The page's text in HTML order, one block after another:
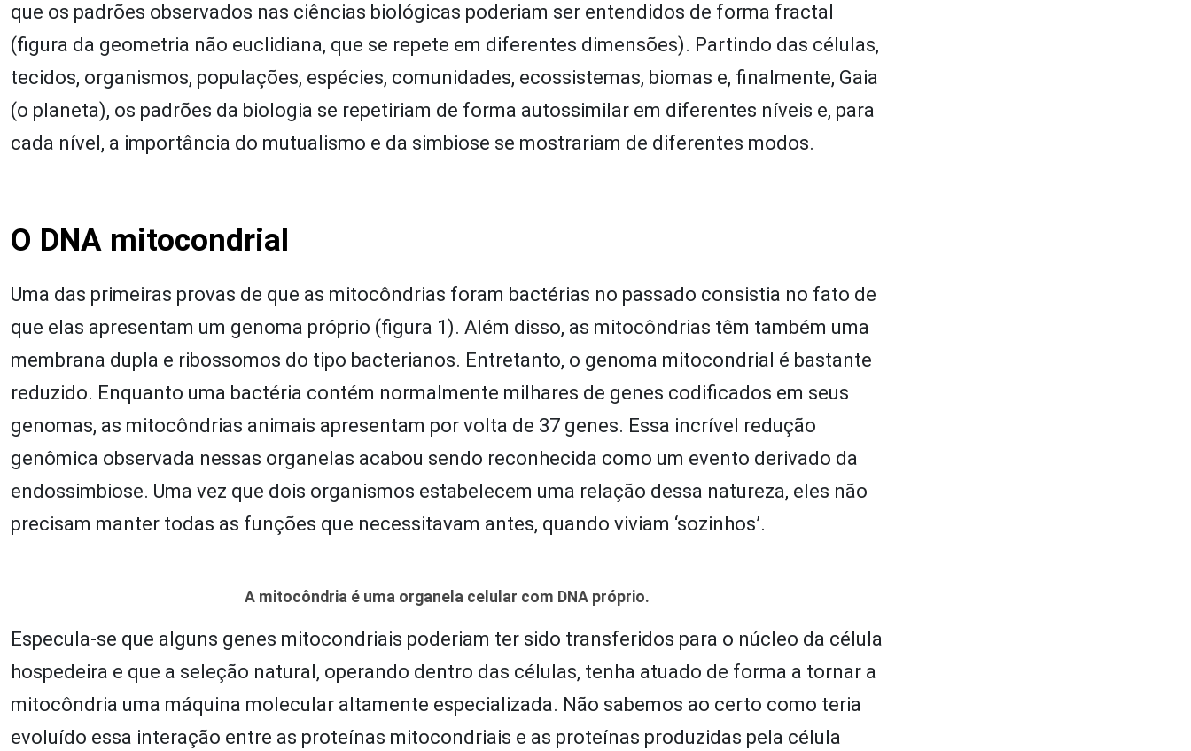
que os padrões observados nas ciências biológicas poderiam ser entendidos de forma fractal
(figura da geometria não euclidiana, que se repete em diferentes dimensões). Partindo das células,
tecidos, organismos, populações, espécies, comunidades, ecossistemas, biomas e, finalmente, Gaia
(o planeta), os padrões da biologia se repetiriam de forma autossimilar em diferentes níveis e, para
cada nível, a importância do mutualismo e da simbiose se mostrariam de diferentes modos.
O DNA mitocondrial
Uma das primeiras provas de que as mitocôndrias foram bactérias no passado consistia no fato de
que elas apresentam um genoma próprio (figura 1). Além disso, as mitocôndrias têm também uma
membrana dupla e ribossomos do tipo bacterianos. Entretanto, o genoma mitocondrial é bastante
reduzido. Enquanto uma bactéria contém normalmente milhares de genes codificados em seus
genomas, as mitocôndrias animais apresentam por volta de 37 genes. Essa incrível redução
genômica observada nessas organelas acabou sendo reconhecida como um evento derivado da
endossimbiose. Uma vez que dois organismos estabelecem uma relação dessa natureza, eles não
precisam manter todas as funções que necessitavam antes, quando viviam ‘sozinhos’.
A mitocôndria é uma organela celular com DNA próprio.
Especula-se que alguns genes mitocondriais poderiam ter sido transferidos para o núcleo da célula
hospedeira e que a seleção natural, operando dentro das células, tenha atuado de forma a tornar a
mitocôndria uma máquina molecular altamente especializada. Não sabemos ao certo como teria
evoluído essa interação entre as proteínas mitocondriais e as proteínas produzidas pela célula